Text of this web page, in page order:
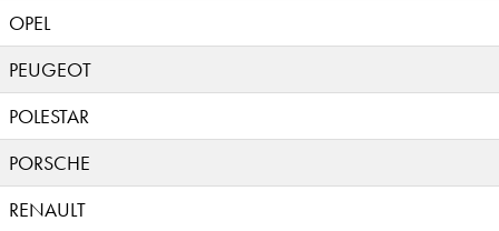
OPEL
PEUGEOT
POLESTAR
PORSCHE
RENAULT